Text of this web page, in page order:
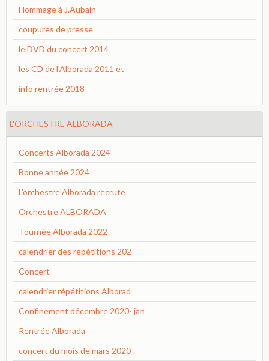
Hommage à J.Aubain
coupures de presse
le DVD du concert 2014
les CD de l'Alborada 2011 et
info rentrée 2018
L'ORCHESTRE ALBORADA
Concerts Alborada 2024
Bonne année 2024
L'orchestre Alborada recrute
Orchestre ALBORADA
Tournée Alborada 2022
calendrier des répétitions 202
Concert
calendrier répétitions Alborad
Confinement décembre 2020- jan
Rentrée Alborada
concert du mois de mars 2020